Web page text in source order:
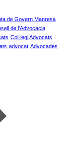
de Govern Manresa
de l'Advocacia
Col·legi Advocats
advocat Advocades